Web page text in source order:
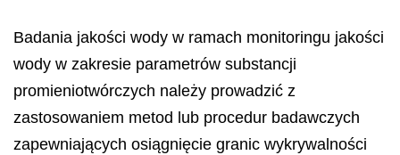
Badania jakości wody w ramach monitoringu jakości
wody w zakresie parametrów substancji
promieniotwórczych należy prowadzić z
zastosowaniem metod lub procedur badawczych
zapewniających osiągnięcie granic wykrywalności